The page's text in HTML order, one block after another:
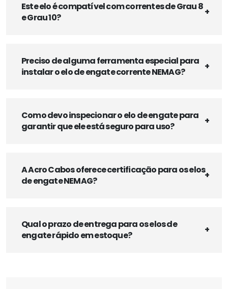
Este elo é compatível com correntes de Grau 8
e Grau 10?
Preciso de alguma ferramenta especial para
instalar o elo de engate corrente NEMAG?
Como devo inspecionar o elo de engate para
garantir que ele está seguro para uso?
A Acro Cabos oferece certificação para os elos
de engate NEMAG?
Qual o prazo de entrega para os elos de
engate rápido em estoque?